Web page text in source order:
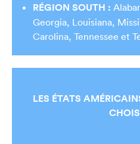
RÉGION SOUTH :
Georgia, Louisiana,
Carolina, Tennessee et
LES ÉTATS